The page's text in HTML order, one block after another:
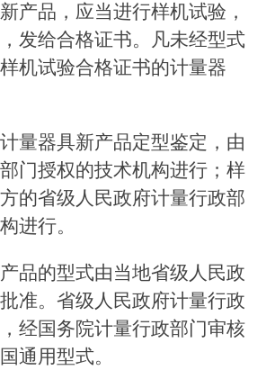
产品，应当进行样机试验，
发给合格证书。凡未经型式
机试验合格证书的计量器
量器具新产品定型鉴定，由
门授权的技术机构进行；样
的省级人民政府计量行政部
进行。
品的型式由当地省级人民政
准。省级人民政府计量行政
经国务院计量行政部门审核
通用型式。